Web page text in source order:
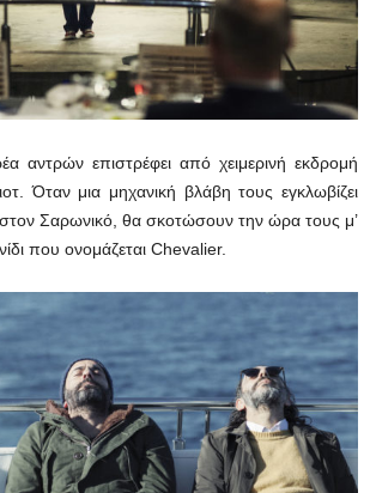
αντρών επιστρέφει από χειμερινή εκδρομή
Όταν μια μηχανική βλάβη τους εγκλωβίζει
Σαρωνικό, θα σκοτώσουν την ώρα τους μ’
που ονομάζεται Chevalier.